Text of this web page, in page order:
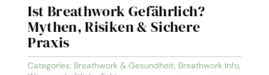
Ist Breathwork Gefährlich?
Mythen, Risiken & Sichere
Praxis
Categories: Breathwork & Gesundheit, Breathwork Info,